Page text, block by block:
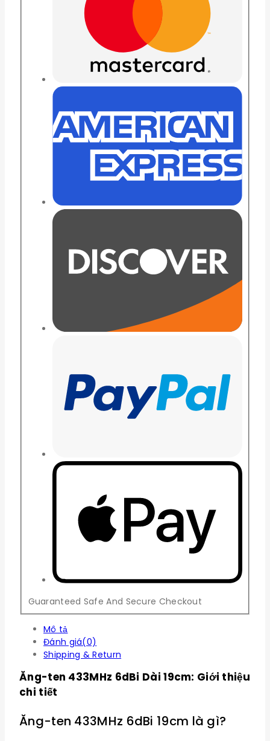
Guaranteed Safe And Secure Checkout
Mô tả
Đánh giá(0)
Shipping & Return
Ăng-ten 433MHz 6dBi Dài 19cm: Giới thiệu
chi tiết
Ăng-ten 433MHz 6dBi 19cm là gì?